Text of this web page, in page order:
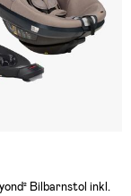
Bilbarnstol inkl.